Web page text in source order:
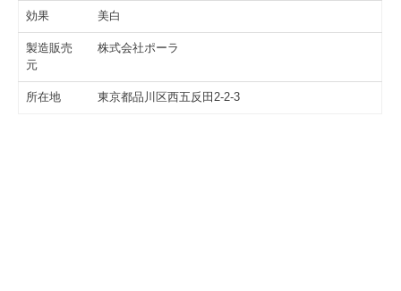
効果 美白
製造販売
元
株式会社ポーラ
所在地 東京都品川区西五反田2-2-3